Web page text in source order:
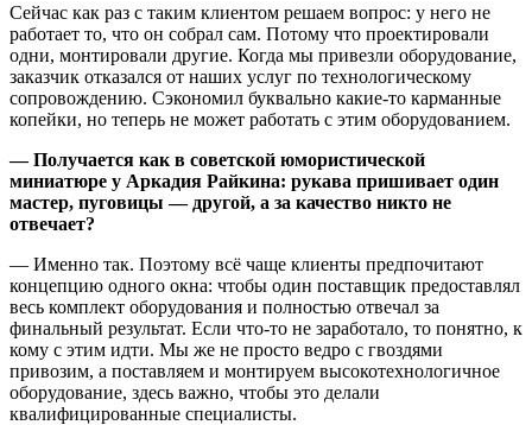
Сейчас как раз с таким клиентом решаем вопрос: у него не
работает то, что он собрал сам. Потому что проектировали
одни, монтировали другие. Когда мы привезли оборудование,
заказчик отказался от наших услуг по технологическому
сопровождению. Сэкономил буквально какие-то карманные
копейки, но теперь не может работать с этим оборудованием.
— Получается как в советской юмористической
миниатюре у Аркадия Райкина: рукава пришивает один
мастер, пуговицы — другой, а за качество никто не
отвечает?
— Именно так. Поэтому всё чаще клиенты предпочитают
концепцию одного окна: чтобы один поставщик предоставлял
весь комплект оборудования и полностью отвечал за
финальный результат. Если что-то не заработало, то понятно, к
кому с этим идти. Мы же не просто ведро с гвоздями
привозим, а поставляем и монтируем высокотехнологичное
оборудование, здесь важно, чтобы это делали
квалифицированные специалисты.